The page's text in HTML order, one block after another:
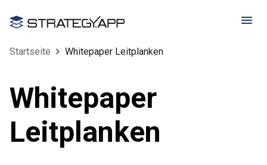
Startseite Whitepaper Leitplanken
Whitepaper
Leitplanken